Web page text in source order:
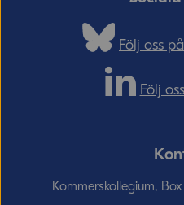
Följ oss
Följ
Kommerskollegium,